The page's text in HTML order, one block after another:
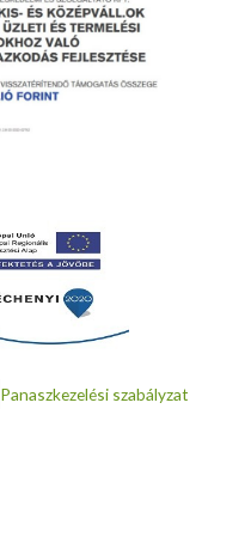
Panaszkezelési szabályzat